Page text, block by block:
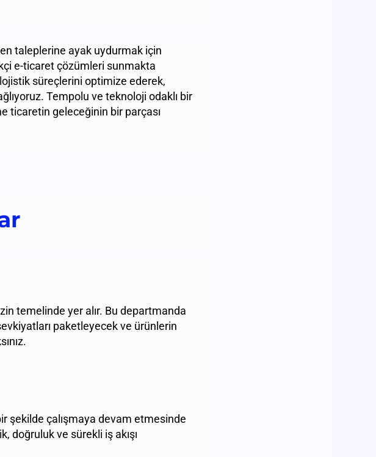
taleplerine ayak uydurmak için
e-ticaret çözümleri sunmakta
süreçlerini optimize ederek,
Tempolu ve teknoloji odaklı bir
ticaretin geleceğinin bir parçası
temelinde yer alır. Bu departmanda
paketleyecek ve ürünlerin
şekilde çalışmaya devam etmesinde
doğruluk ve sürekli iş akışı